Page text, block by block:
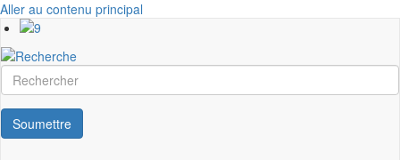
Aller au contenu principal
Rechercher
Soumettre